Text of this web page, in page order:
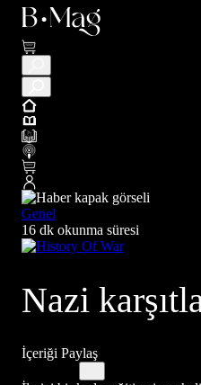
Genel
16 dk okunma süresi
Nazi
İçeriği Paylaş